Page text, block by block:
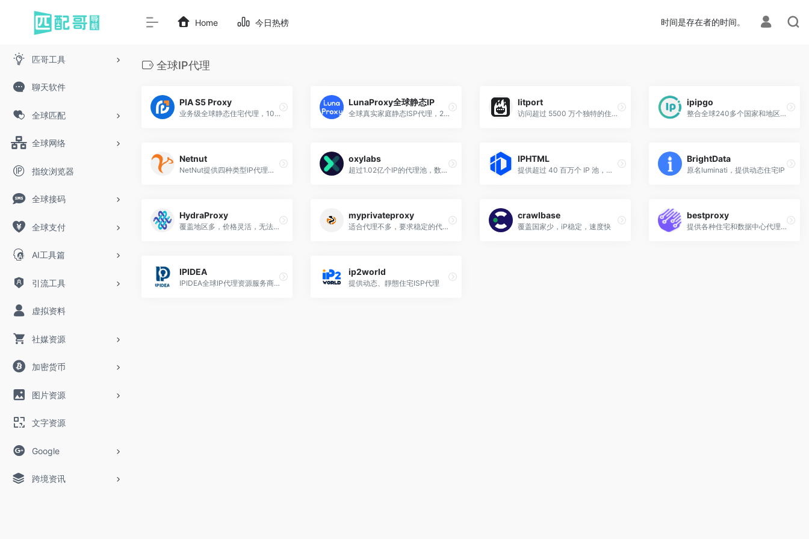
匹哥工具
聊天软件
全球匹配
全球网络
指纹浏览器
全球接码
全球支付
AI工具篇
引流工具
虚拟资料
社媒资源
加密货币
图片资源
文字资源
Google
跨境资讯
Home 今日热榜 时间是存在者的时间。
全球IP代理
PIA S5 Proxy
业务级全球静态住宅代理，10万+（双）ISP代理上新，满足个性化需求。
LunaProxy全球静态IP
全球真实家庭静态ISP代理，2亿真实IP地址，高速稳定且便宜
litport
访问超过 5500 万个独特的住宅 IP
ipipgo
整合全球240多个国家和地区的住宅IP资源
Netnut
NetNut提供四种类型IP代理服务：动态住宅，静态住宅，移动代理，数据中心代理，支持HTTP/S, SOCKS5协议
oxylabs
超过1.02亿个IP的代理池，数据API平台，全客服
IPHTML
提供超过 40 百万个 IP 池，以国家和城市级别为目标，用于营销研究、社交媒体帐户管理和在线零售。
BrightData
原名luminati，提供动态住宅IP
HydraProxy
覆盖地区多，价格灵活，无法试用，支持加密货币支付
myprivateproxy
适合代理不多，要求稳定的代理IP（需要梯子）
crawlbase
覆盖国家少，iP稳定，速度快
bestproxy
提供各种住宅和数据中心代理，包括静态和旋转住宅 SOCKS5 代理、专用或共享数据中心代理和 Socks5、旋转数据中心代理、ISP 代理、DC 代理、Shadowsocks 和 WireGuard VPN。
IPIDEA
IPIDEA全球IP代理资源服务商，9000万纯净IP代理池，99.9%高可用率，覆盖全球220个国家地区的代理网络，世界500强企业信赖的数据收集平台，免费测试。
ip2world
提供动态、靜態住宅ISP代理